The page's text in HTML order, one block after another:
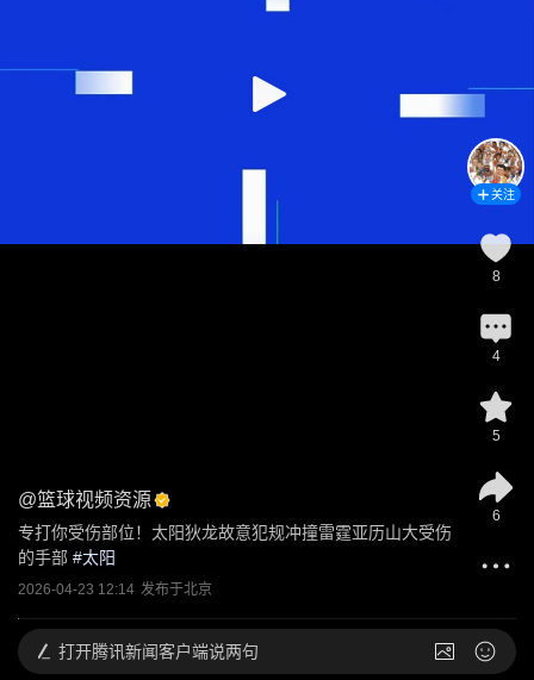
@篮球视频资源
专打你受伤部位！太阳狄龙故意犯规冲撞雷霆亚历山大受伤
的手部 #太阳
2026-04-23 12:14 发布于北京
关注
8
4
5
6
打开腾讯新闻客户端说两句